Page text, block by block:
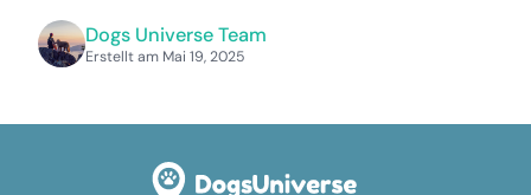
Dogs Universe Team
Erstellt am Mai 19, 2025